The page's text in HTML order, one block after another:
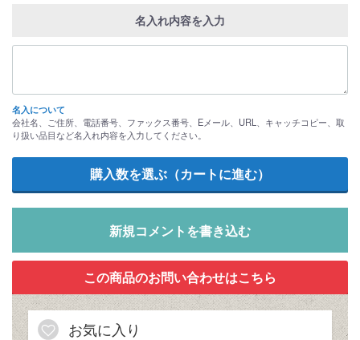
名入れ内容を入力
名入について
会社名、ご住所、電話番号、ファックス番号、Eメール、URL、キャッチコピー、取
り扱い品目など名入れ内容を入力してください。
新規コメントを書き込む
お気に入り